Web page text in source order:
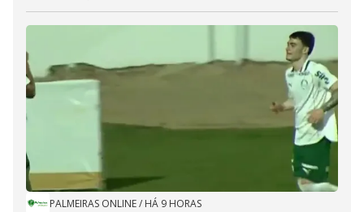
PALMEIRAS ONLINE/ HÁ 9 HORAS